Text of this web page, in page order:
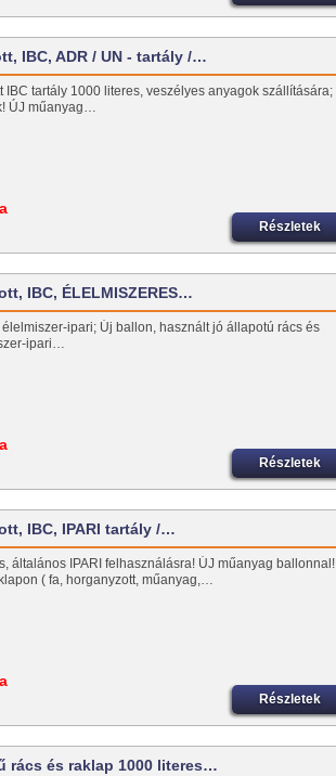
IBC, ADR / UN - tartály /…
IBC tartály 1000 literes, veszélyes anyagok szállítására;
ÚJ műanyag…
Részletek
IBC, ÉLELMISZERES…
ipari; Új ballon, használt jó állapotú rács és
ipari…
Részletek
IBC, IPARI tartály /…
általános IPARI felhasználásra! ÚJ műanyag ballonnal!
( fa, horganyzott, műanyag,…
Részletek
rács és raklap 1000 literes…